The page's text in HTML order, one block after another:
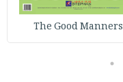
The Good Manners
5